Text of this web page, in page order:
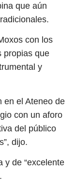
que aún
con los
propias que
y
en el Ateneo de
con un aforo
del público
dijo.
y de “excelente